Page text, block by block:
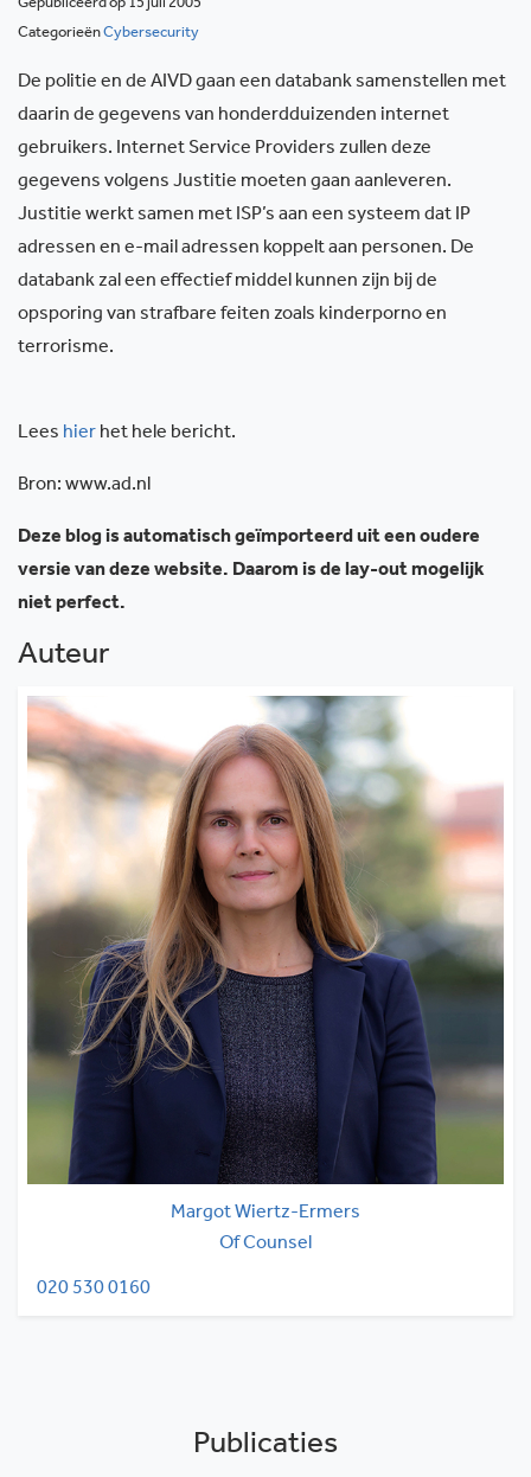
Gepubliceerd op 15 juli 2005
CategorieënCybersecurity
De politie en de AIVD gaan een databank samenstellen met
daarin de gegevens van honderdduizenden internet
gebruikers. Internet Service Providers zullen deze
gegevens volgens Justitie moeten gaan aanleveren.
Justitie werkt samen met ISP’s aan een systeem dat IP
adressen en e-mail adressen koppelt aan personen. De
databank zal een effectief middel kunnen zijn bij de
opsporing van strafbare feiten zoals kinderporno en
terrorisme.
Lees hier het hele bericht.
Bron: www.ad.nl
Deze blog is automatisch geïmporteerd uit een oudere
versie van deze website. Daarom is de lay-out mogelijk
niet perfect.
Auteur
Margot Wiertz-Ermers
Of Counsel
020 530 0160
Publicaties